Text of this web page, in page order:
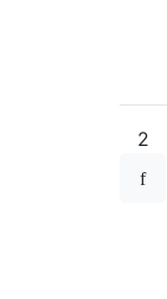
2